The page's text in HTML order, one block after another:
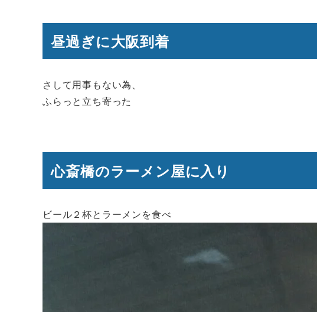
昼過ぎに大阪到着
さして用事もない為、
ふらっと立ち寄った
心斎橋のラーメン屋に入り
ビール２杯とラーメンを食べ